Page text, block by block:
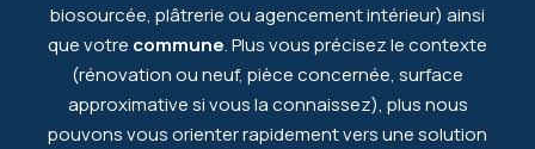
biosourcée, plâtrerie ou agencement intérieur) ainsi
que votre commune. Plus vous précisez le contexte
(rénovation ou neuf, pièce concernée, surface
approximative si vous la connaissez), plus nous
pouvons vous orienter rapidement vers une solution